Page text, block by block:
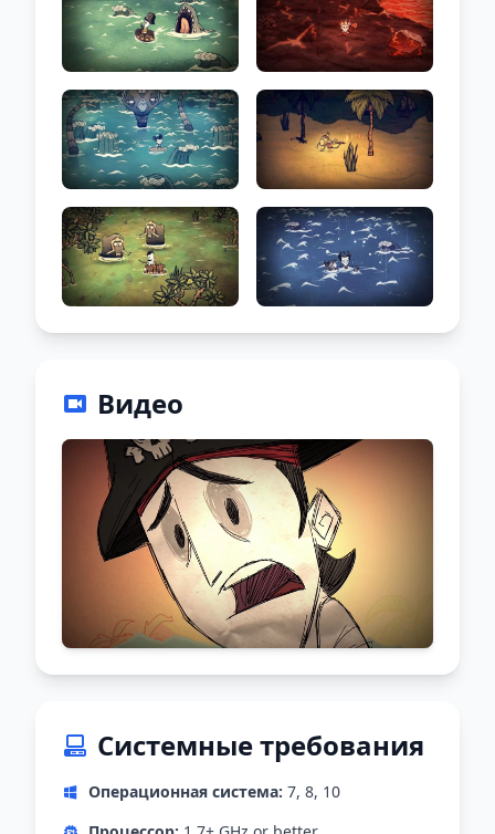
Видео
Системные требования
Операционная система: 7, 8, 10